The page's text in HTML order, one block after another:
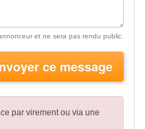
et ne sera pas rendu public.
ce message
par virementou via une